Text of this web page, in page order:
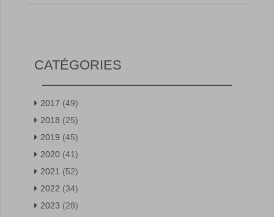
CATÉGORIES
2017 (49)
2018 (25)
2019 (45)
2020 (41)
2021 (52)
2022 (34)
2023 (28)